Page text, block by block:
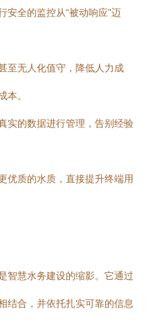
安全的监控从“被动响应”迈
至无人化值守，降低人力成
本。
实的数据进行管理，告别经验
优质的水质，直接提升终端用
智慧水务建设的缩影。它通过
结合，并依托扎实可靠的信息